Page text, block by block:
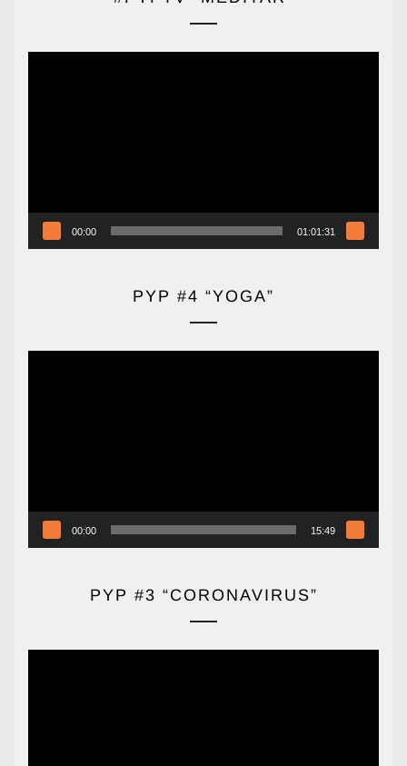
00:00 01:01:31
PYP #4 “YOGA”
00:00 15:49
PYP #3 “CORONAVIRUS”